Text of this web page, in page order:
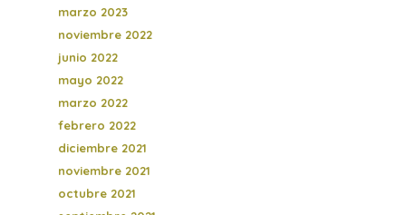
marzo 2023
noviembre 2022
junio 2022
mayo 2022
marzo 2022
febrero 2022
diciembre 2021
noviembre 2021
octubre 2021